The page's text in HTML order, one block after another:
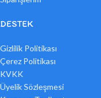
DESTEK
Gizlilik Politikası
Çerez Politikası
KVKK
Üyelik Sözleşmesi